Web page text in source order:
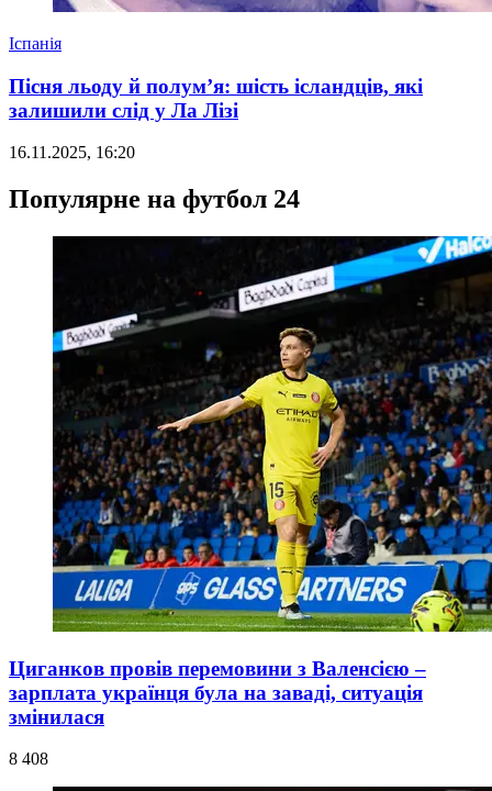
Іспанія
Пісня льоду й полум’я: шість ісландців, які
залишили слід у Ла Лізі
16.11.2025, 16:20
Популярне на футбол 24
Циганков провів перемовини з Валенсією –
зарплата українця була на заваді, ситуація
змінилася
8 408